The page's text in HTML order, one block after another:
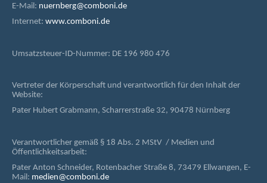
E-Mail: nuernberg@comboni.de
Internet: www.comboni.de
Umsatzsteuer-ID-Nummer: DE 196 980 476
Vertreter der Körperschaft und verantwortlich für den Inhalt der
Website:
Pater Hubert Grabmann, Scharrerstraße 32, 90478 Nürnberg
Verantwortlicher gemäß § 18 Abs. 2 MStV / Medien und
Öffentlichkeitsarbeit:
Pater Anton Schneider, Rotenbacher Straße 8, 73479 Ellwangen, E-
Mail: medien@comboni.de